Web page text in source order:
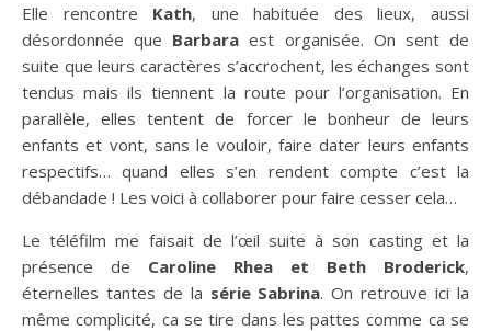
Elle rencontre Kath, une habituée des lieux, aussi
désordonnée que Barbara est organisée. On sent de
suite que leurs caractères s’accrochent, les échanges sont
tendus mais ils tiennent la route pour l’organisation. En
parallèle, elles tentent de forcer le bonheur de leurs
enfants et vont, sans le vouloir, faire dater leurs enfants
respectifs… quand elles s’en rendent compte c’est la
débandade ! Les voici à collaborer pour faire cesser cela…
Le téléfilm me faisait de l’œil suite à son casting et la
présence de Caroline Rhea et Beth Broderick,
éternelles tantes de la série Sabrina. On retrouve ici la
même complicité, ca se tire dans les pattes comme ca se